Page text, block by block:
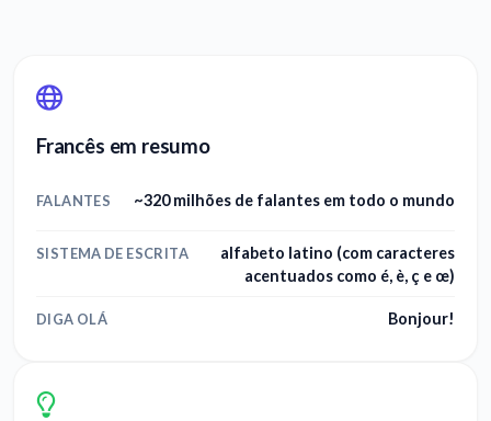
Francês em resumo
FALANTES ~320 milhões de falantes em todo o mundo
SISTEMA DE ESCRITA
alfabeto latino (com caracteres
acentuados como é, è, ç e œ)
DIGA OLÁ Bonjour!